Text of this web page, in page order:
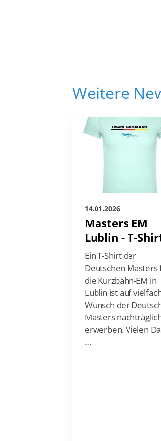
14.01.2026
Masters EM
Lublin - T-Shirts
Ein T-Shirt der
Deutschen Masters
die Kurzbahn-EM in
Lublin ist auf
Wunsch der
Masters
erwerben. Vielen
…